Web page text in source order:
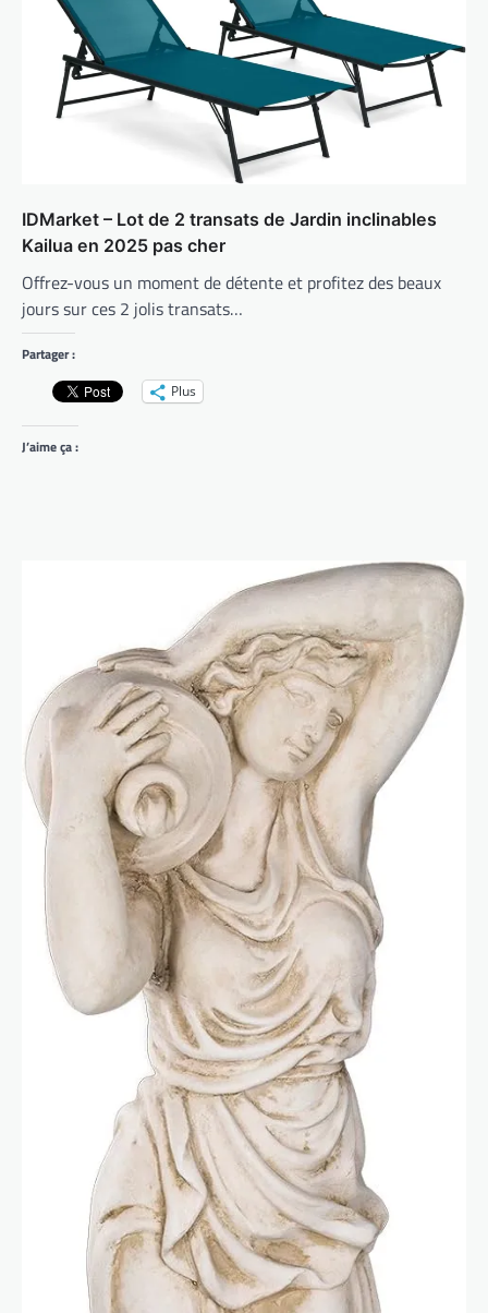
IDMarket – Lot de 2 transats de Jardin inclinables
Kailua en 2025 pas cher
Offrez-vous un moment de détente et profitez des beaux
jours sur ces 2 jolis transats…
Partager :
Plus
J’aime ça :